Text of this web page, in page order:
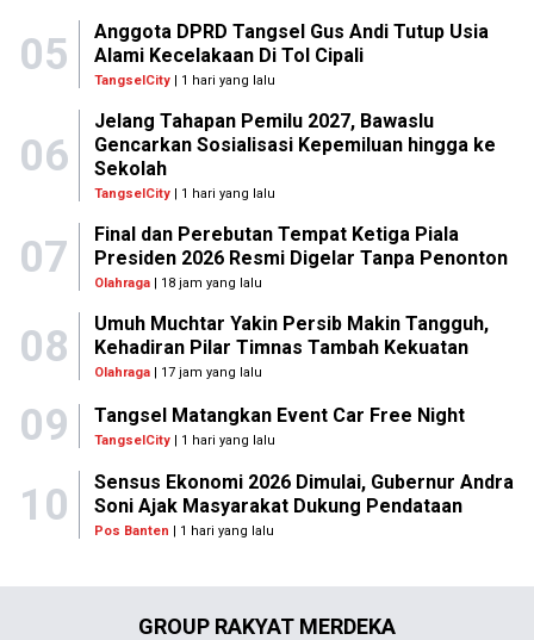
05
Anggota DPRD Tangsel Gus Andi Tutup Usia
Alami Kecelakaan Di Tol Cipali
TangselCity| 1 hari yang lalu
06
Jelang Tahapan Pemilu 2027, Bawaslu
Gencarkan Sosialisasi Kepemiluan hingga ke
Sekolah
TangselCity| 1 hari yang lalu
07
Final dan Perebutan Tempat Ketiga Piala
Presiden 2026 Resmi Digelar Tanpa Penonton
Olahraga| 18 jam yang lalu
08
Umuh Muchtar Yakin Persib Makin Tangguh,
Kehadiran Pilar Timnas Tambah Kekuatan
Olahraga| 17 jam yang lalu
09 Tangsel Matangkan Event Car Free Night
TangselCity | 1 hari yang lalu
10
Sensus Ekonomi 2026 Dimulai, Gubernur Andra
Soni Ajak Masyarakat Dukung Pendataan
Pos Banten | 1 hari yang lalu
GROUP RAKYAT MERDEKA